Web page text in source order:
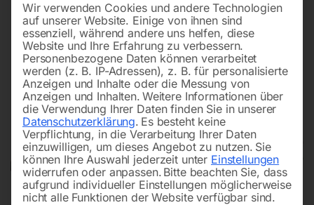
Wir verwenden Cookies und andere Technologien
auf unserer Website. Einige von ihnen sind
essenziell, während andere uns helfen, diese
Website und Ihre Erfahrung zu verbessern.
Personenbezogene Daten können verarbeitet
werden (z. B. IP-Adressen), z. B. für personalisierte
Anzeigen und Inhalte oder die Messung von
Anzeigen und Inhalten. Weitere Informationen über
die Verwendung Ihrer Daten finden Sie in unserer
Datenschutzerklärung. Es besteht keine
Verpflichtung, in die Verarbeitung Ihrer Daten
einzuwilligen, um dieses Angebot zu nutzen. Sie
können Ihre Auswahl jederzeit unter Einstellungen
widerrufen oder anpassen. Bitte beachten Sie, dass
aufgrund individueller Einstellungen möglicherweise
nicht alle Funktionen der Website verfügbar sind.